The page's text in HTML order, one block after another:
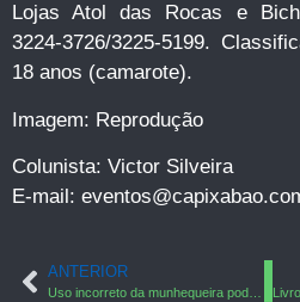
Lojas Atol das Rocas e
3224-3726/3225-5199.
18 anos (camarote).
Imagem: Reprodução
Colunista: Victor Silveira
E-mail:
ANTERIOR